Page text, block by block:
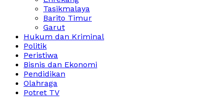
Tasikmalaya
Barito Timur
Garut
Hukum dan Kriminal
Politik
Peristiwa
Bisnis dan Ekonomi
Pendidikan
Olahraga
Potret TV